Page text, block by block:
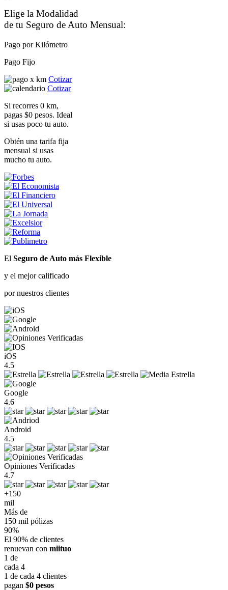
Elige la Modalidad
de tu Seguro de Auto Mensual:
Pago por Kilómetro
Pago Fijo
Cotizar
Cotizar
Si recorres 0 km,
pagas $0 pesos. Ideal
si usas poco tu auto.
Obtén una tarifa fija
mensual si usas
mucho tu auto.
El Seguro de Auto más Flexible
y el mejor calificado
por nuestros clientes
iOS
4.5
Google
4.6
Android
4.5
Opiniones Verificadas
4.7
+150
mil
Más de
150 mil pólizas
90%
El 90% de clientes
renuevan con miituo
1 de
cada 4
1 de cada 4 clientes
pagan $0 pesos